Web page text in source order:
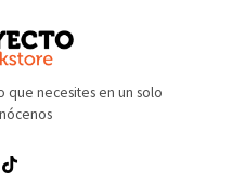
que necesites en un solo